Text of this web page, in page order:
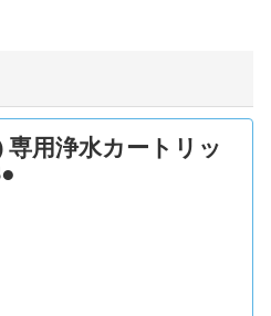
専用浄水カートリッ